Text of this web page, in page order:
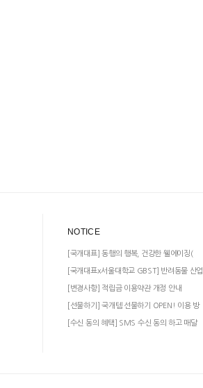
NOTICE
[국개대표] 동행의 행복, 건강한 웰에이징(
[국개대표x서울대학교 GBST] 반려동물 산업
[변경사항] 적립금 이용약관 개정 안내
[선물하기] 국개템 선물하기 OPEN! 이용 방
[수신 동의 혜택] SMS 수신 동의 하고 매달